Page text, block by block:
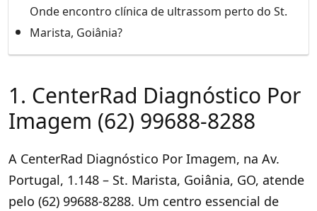
Onde encontro clínica de ultrassom perto do St.
Marista, Goiânia?
1. CenterRad Diagnóstico Por
Imagem (62) 99688-8288
A CenterRad Diagnóstico Por Imagem, na Av.
Portugal, 1.148 – St. Marista, Goiânia, GO, atende
pelo (62) 99688-8288. Um centro essencial de